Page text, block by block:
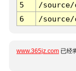
5
/
6
/
www.365jz.com 已经